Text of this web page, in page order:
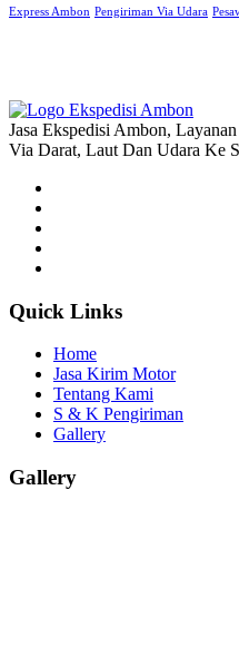
Express Ambon Pengiriman Via Udara
Jasa Ekspedisi Ambon,
Via Darat, Laut Dan Udara Ke
Quick Links
Home
Jasa Kirim Motor
Tentang Kami
S & K Pengiriman
Gallery
Gallery